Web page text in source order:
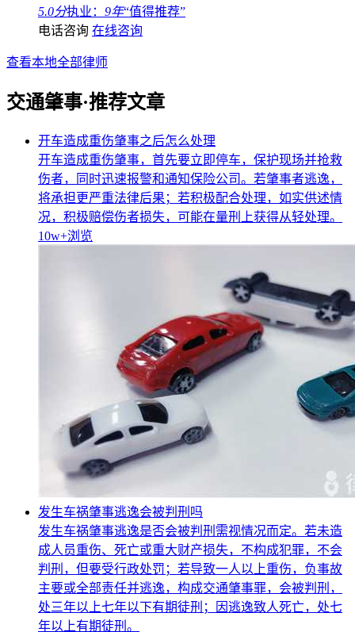
5.0分执业： 9年“值得推荐”
电话咨询 在线咨询
查看本地全部律师
交通肇事·推荐文章
开车造成重伤肇事之后怎么处理
开车造成重伤肇事，首先要立即停车，保护现场并抢救
伤者，同时迅速报警和通知保险公司。若肇事者逃逸，
将承担更严重法律后果；若积极配合处理，如实供述情
况，积极赔偿伤者损失，可能在量刑上获得从轻处理。
10w+浏览
发生车祸肇事逃逸会被判刑吗
发生车祸肇事逃逸是否会被判刑需视情况而定。若未造
成人员重伤、死亡或重大财产损失，不构成犯罪，不会
判刑，但要受行政处罚；若导致一人以上重伤，负事故
主要或全部责任并逃逸，构成交通肇事罪，会被判刑，
处三年以上七年以下有期徒刑；因逃逸致人死亡，处七
年以上有期徒刑。